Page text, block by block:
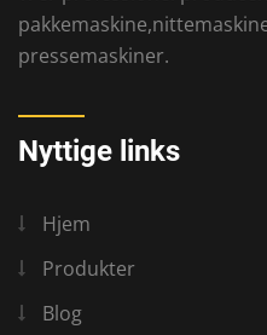
pressemaskiner.
Nyttige links
Hjem
Produkter
Blog